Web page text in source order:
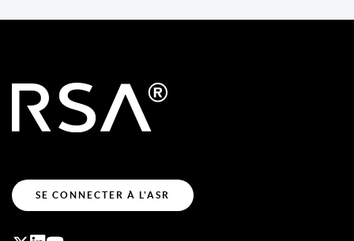
SE CONNECTER À L'ASR